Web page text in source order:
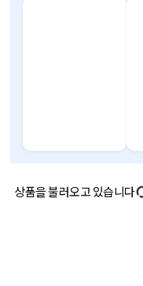
상품을 불러오고 있습니다